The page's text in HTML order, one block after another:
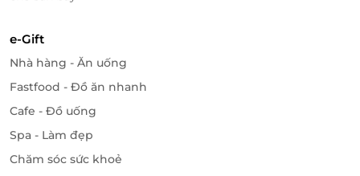
e-Gift
Nhà hàng - Ăn uống
Fastfood - Đồ ăn nhanh
Cafe - Đồ uống
Spa - Làm đẹp
Chăm sóc sức khoẻ